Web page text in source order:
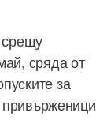
срещу
сряда от
за
привърженици